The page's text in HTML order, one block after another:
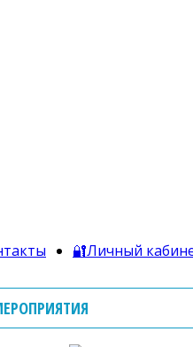
🔐Личный